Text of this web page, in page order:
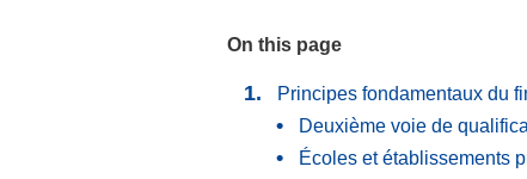
On this page
Principes fondamentaux du
Deuxième voie de
Écoles et établissements